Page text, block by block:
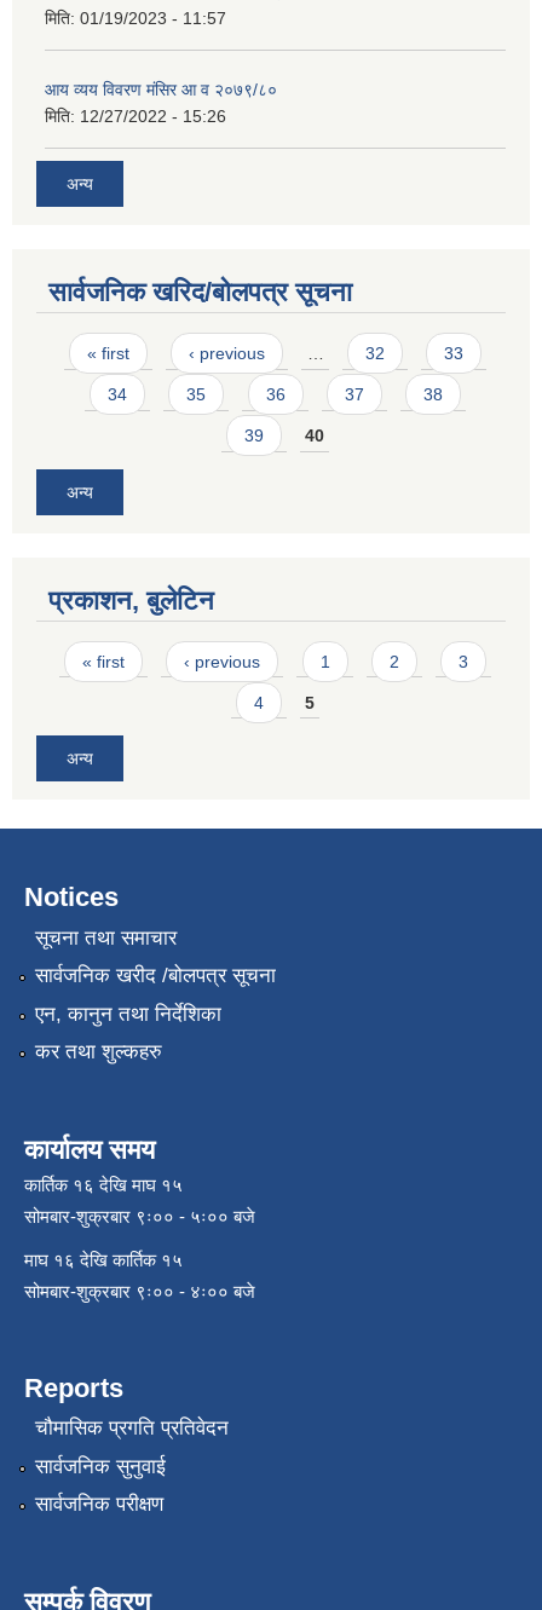
मिति: 01/19/2023 - 11:57
आय व्यय विवरण मंसिर आ व २०७९/८०
मिति: 12/27/2022 - 15:26
अन्य
सार्वजनिक खरिद/बोलपत्र सूचना
Pages
« first ‹ previous … 32 33
34 35 36 37 38
39 40
अन्य
प्रकाशन, बुलेटिन
Pages
« first ‹ previous 1 2 3
4 5
अन्य
Notices
सूचना तथा समाचार
सार्वजनिक खरीद /बोलपत्र सूचना
एन, कानुन तथा निर्देशिका
कर तथा शुल्कहरु
कार्यालय समय
कार्तिक १६ देखि माघ १५
सोमबार-शुक्रबार ९ः०० - ५ः०० बजे
माघ १६ देखि कार्तिक १५
सोमबार-शुक्रबार ९ः०० - ४ः०० बजे
Reports
चौमासिक प्रगति प्रतिवेदन
सार्वजनिक सुनुवाई
सार्वजनिक परीक्षण
सम्पर्क विवरण